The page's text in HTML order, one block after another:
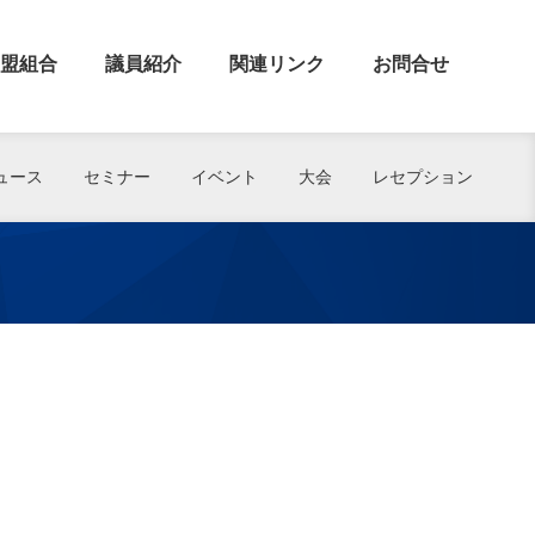
組合 議員紹介 関連リンク お問合せ
ース セミナー イベント 大会 レセプション